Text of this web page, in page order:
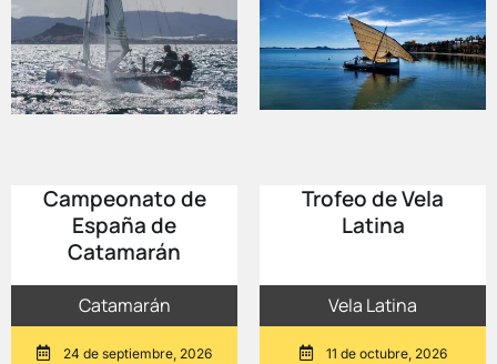
Campeonato de
España de
Catamarán
Catamarán
24 de septiembre, 2026
Trofeo de Vela
Latina
Vela Latina
11 de octubre, 2026